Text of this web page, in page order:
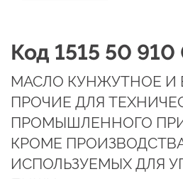
Код 1515 50 910
МАСЛО КУНЖУТНОЕ И
ПРОЧИЕ ДЛЯ
ПРОМЫШЛЕННОГО
КРОМЕ
ИСПОЛЬЗУЕМЫХ ДЛЯ